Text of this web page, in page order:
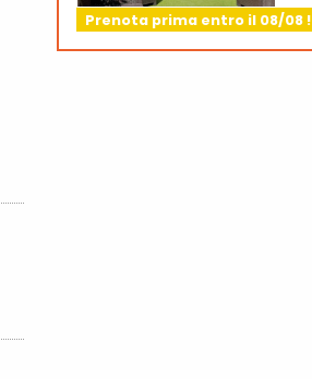
Prenota prima entro il 08/08 !